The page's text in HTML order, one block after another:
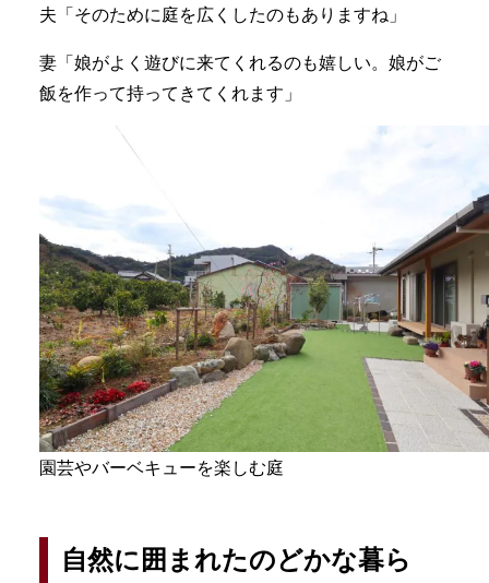
夫「そのために庭を広くしたのもありますね」
妻「娘がよく遊びに来てくれるのも嬉しい。娘がご
飯を作って持ってきてくれます」
園芸やバーベキューを楽しむ庭
自然に囲まれたのどかな暮ら